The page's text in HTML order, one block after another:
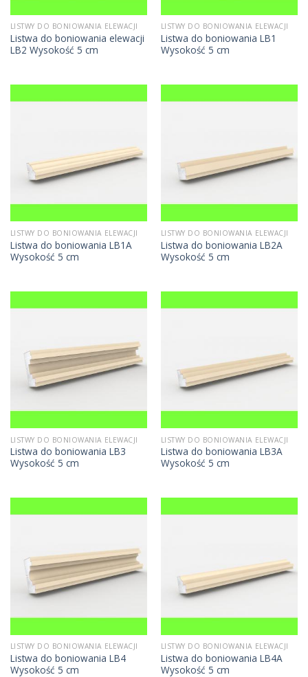
LISTWY DO BONIOWANIA ELEWACJI
Listwa do boniowania elewacji
LB2 Wysokość 5 cm
LISTWY DO BONIOWANIA ELEWACJI
Listwa do boniowania LB1
Wysokość 5 cm
LISTWY DO BONIOWANIA ELEWACJI
Listwa do boniowania LB1A
Wysokość 5 cm
LISTWY DO BONIOWANIA ELEWACJI
Listwa do boniowania LB2A
Wysokość 5 cm
LISTWY DO BONIOWANIA ELEWACJI
Listwa do boniowania LB3
Wysokość 5 cm
LISTWY DO BONIOWANIA ELEWACJI
Listwa do boniowania LB3A
Wysokość 5 cm
LISTWY DO BONIOWANIA ELEWACJI
Listwa do boniowania LB4
Wysokość 5 cm
LISTWY DO BONIOWANIA ELEWACJI
Listwa do boniowania LB4A
Wysokość 5 cm